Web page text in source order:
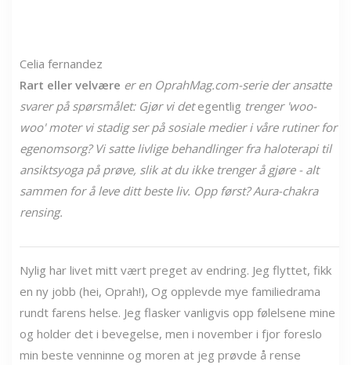
Celia fernandez
Rart eller velvære er en OprahMag.com-serie der ansatte
svarer på spørsmålet: Gjør vi detegentlig trenger 'woo-
woo' moter vi stadig ser på sosiale medier i våre rutiner for
egenomsorg? Vi satte livlige behandlinger fra haloterapi til
ansiktsyoga på prøve, slik at du ikke trenger å gjøre - alt
sammen for å leve ditt beste liv. Opp først? Aura-chakra
rensing.
Nylig har livet mitt vært preget av endring. Jeg flyttet, fikk
en ny jobb (hei, Oprah!), Og opplevde mye familiedrama
rundt farens helse. Jeg flasker vanligvis opp følelsene mine
og holder det i bevegelse, men i november i fjor foreslo
min beste venninne og moren at jeg prøvde å rense